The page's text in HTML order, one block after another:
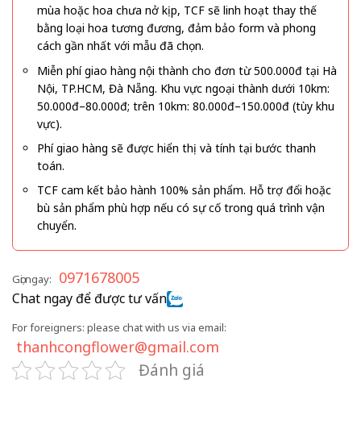
mùa hoặc hoa chưa nở kịp, TCF sẽ linh hoạt thay thế
bằng loại hoa tương đương, đảm bảo form và phong
cách gần nhất với mẫu đã chọn.
Miễn phí giao hàng nội thành cho đơn từ 500.000đ tại Hà
Nội, TP.HCM, Đà Nẵng. Khu vực ngoại thành dưới 10km:
50.000đ–80.000đ; trên 10km: 80.000đ–150.000đ (tùy khu
vực).
Phí giao hàng sẽ được hiển thị và tính tại bước thanh
toán.
TCF cam kết bảo hành 100% sản phẩm. Hỗ trợ đổi hoặc
bù sản phẩm phù hợp nếu có sự cố trong quá trình vận
chuyển.
Gọi ngay: 0971678005
Chat ngay để được tư vấn
For foreigners: please chat with us via email:
thanhcongflower@gmail.com
Đánh giá